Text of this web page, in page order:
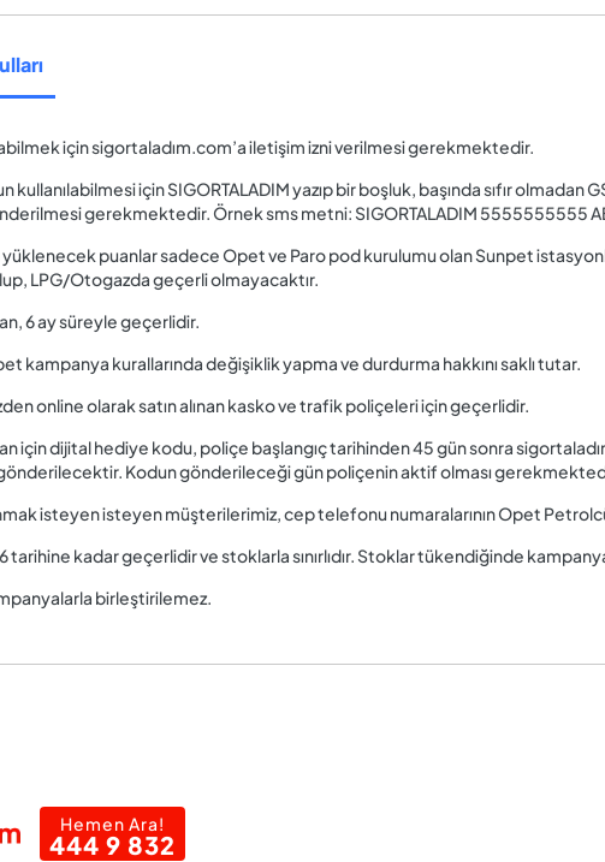
için sigortaladım.com’a iletişim izni verilmesi gerekmektedir.
kullanılabilmesi için SIGORTALADIM yazıp bir boşluk, başında sıfır
gerekmektedir. Örnek sms metni: SIGORTALADIM 5555555555
puanlar sadece Opet ve Paro pod kurulumu olan Sunpet
LPG/Otogazda geçerli olmayacaktır.
6 ay süreyle geçerlidir.
kampanya kurallarında değişiklik yapma ve durdurma hakkını saklı tutar.
online olarak satın alınan kasko ve trafik poliçeleri için geçerlidir.
için dijital hediye kodu, poliçe başlangıç tarihinden 45 gün sonra
Kodun gönderileceği gün poliçenin aktif olması
isteyen isteyen müşterilerimiz, cep telefonu numaralarının Opet
tarihine kadar geçerlidir ve stoklarla sınırlıdır. Stoklar tükendiğinde
birleştirilemez.
Hemen Ara!
444 9 832